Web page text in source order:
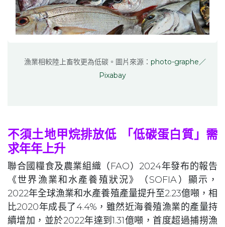
漁業相較陸上畜牧更為低碳。圖片來源： photo-graphe／
Pixabay
不須土地甲烷排放低 「低碳蛋白質」需
求年年上升
聯合國糧食及農業組織（FAO）2024年發布的報告
《世界漁業和水產養殖狀況》（SOFIA）顯示，
2022年全球漁業和水產養殖產量提升至2.23億噸，相
比2020年成長了4.4%，雖然近海養殖漁業的產量持
續增加，並於2022年達到1.31億噸，首度超過捕撈漁